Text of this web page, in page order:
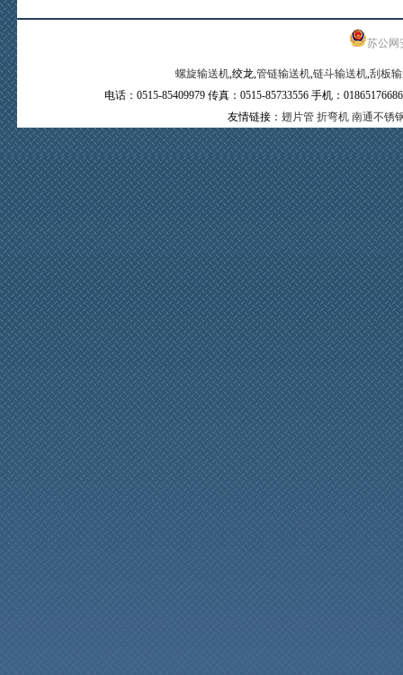
苏公网
螺旋输送机,绞龙,管链输送机,链斗输送机,刮板
电话：0515-85409979 传真：0515-85733556 手机：
友情链接： 翅片管 折弯机 南通不锈